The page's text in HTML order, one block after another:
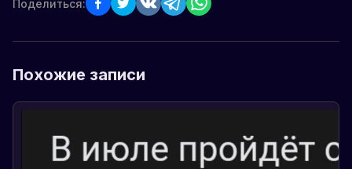
Поделиться:
Похожие записи